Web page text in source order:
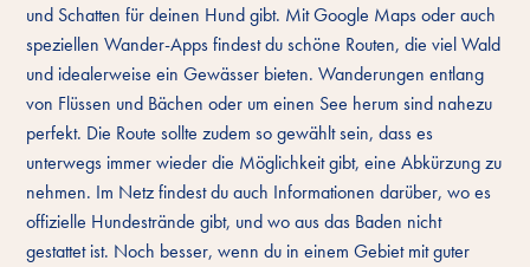
und Schatten für deinen Hund gibt. Mit Google Maps oder auch
speziellen Wander-Apps findest du schöne Routen, die viel Wald
und idealerweise ein Gewässer bieten. Wanderungen entlang
von Flüssen und Bächen oder um einen See herum sind nahezu
perfekt. Die Route sollte zudem so gewählt sein, dass es
unterwegs immer wieder die Möglichkeit gibt, eine Abkürzung zu
nehmen. Im Netz findest du auch Informationen darüber, wo es
offizielle Hundestrände gibt, und wo aus das Baden nicht
gestattet ist. Noch besser, wenn du in einem Gebiet mit guter